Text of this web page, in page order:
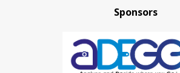
Sponsors